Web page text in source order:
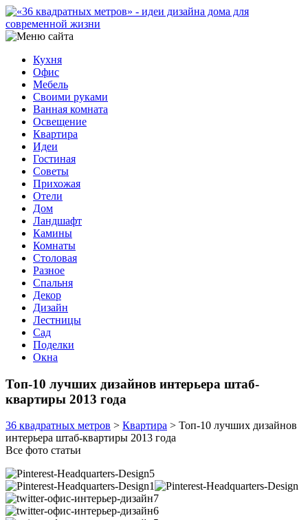
Кухня
Офис
Мебель
Своими руками
Ванная комната
Освещение
Квартира
Идеи
Гостиная
Советы
Прихожая
Отели
Дом
Ландшафт
Камины
Комнаты
Столовая
Разное
Спальня
Декор
Дизайн
Лестницы
Сад
Поделки
Окна
Топ-10 лучших дизайнов интерьера штаб-
квартиры 2013 года
36 квадратных метров > Квартира > Топ-10 лучших дизайнов
интерьера штаб-квартиры 2013 года
Все фото статьи